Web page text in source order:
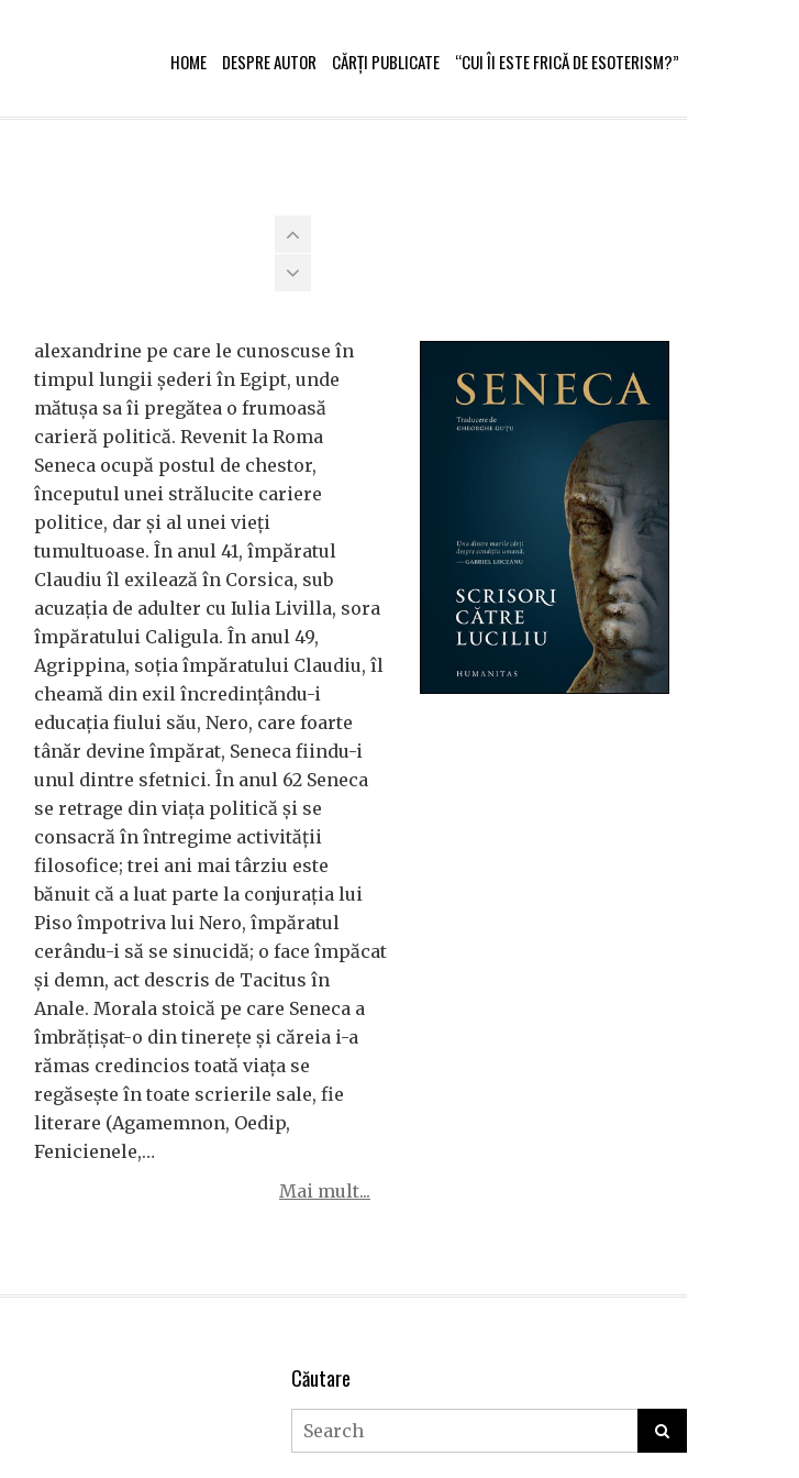
HOME DESPRE AUTOR CĂRȚI PUBLICATE “CUI ÎI ESTE FRICĂ DE ESOTERISM?”
alexandrine pe care le cunoscuse în
timpul lungii șederi în Egipt, unde
mătușa sa îi pregătea o frumoasă
carieră politică. Revenit la Roma
Seneca ocupă postul de chestor,
începutul unei strălucite cariere
politice, dar și al unei vieți
tumultuoase. În anul 41, împăratul
Claudiu îl exilează în Corsica, sub
acuzația de adulter cu Iulia Livilla, sora
împăratului Caligula. În anul 49,
Agrippina, soția împăratului Claudiu, îl
cheamă din exil încredințându-i
educația fiului său, Nero, care foarte
tânăr devine împărat, Seneca fiindu-i
unul dintre sfetnici. În anul 62 Seneca
se retrage din viața politică și se
consacră în întregime activității
filosofice; trei ani mai târziu este
bănuit că a luat parte la conjurația lui
Piso împotriva lui Nero, împăratul
cerându-i să se sinucidă; o face împăcat
și demn, act descris de Tacitus în
Anale. Morala stoică pe care Seneca a
îmbrățișat-o din tinerețe și căreia i-a
rămas credincios toată viața se
regăsește în toate scrierile sale, fie
literare (Agamemnon, Oedip,
Fenicienele,…
Mai mult...
Căutare